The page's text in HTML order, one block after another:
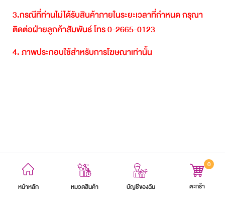
3.กรณีที่ท่านไม่ได้รับสินค้าภายในระยะเวลาที่กำหนดกรุณา
ติดต่อฝ่ายลูกค้าสัมพันธ์โทร0-2665-0123
4.ภาพประกอบใช้สำหรับการโฆษณาเท่านั้น
หน้าหลัก หมวดสินค้า บัญชีของฉัน
0
ตะกร้า
ข้อตกลงและเงื่อนไข นโยบายความเป็นส่วนตัว แผนผังเว็บไซต์